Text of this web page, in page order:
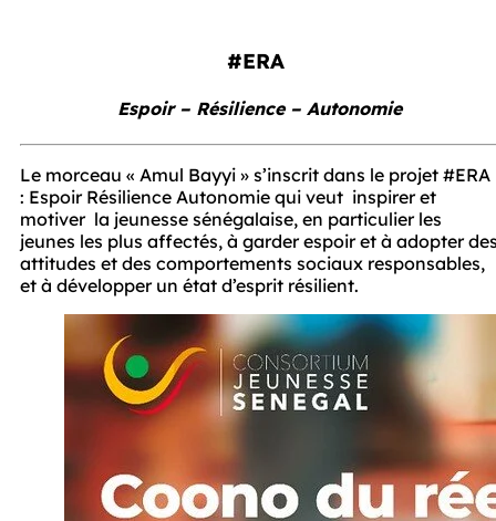
#ERA
Espoir – Résilience – Autonomie
Le morceau « Amul Bayyi » s’inscrit dans le projet #ERA
: Espoir Résilience Autonomie qui veut  inspirer et
motiver  la jeunesse sénégalaise, en particulier les
jeunes les plus affectés, à garder espoir et à adopter
attitudes et des comportements sociaux responsables,
et à développer un état d’esprit résilient.